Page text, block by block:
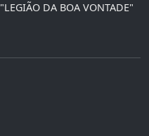
"LEGIÃO DA BOA VONTADE"